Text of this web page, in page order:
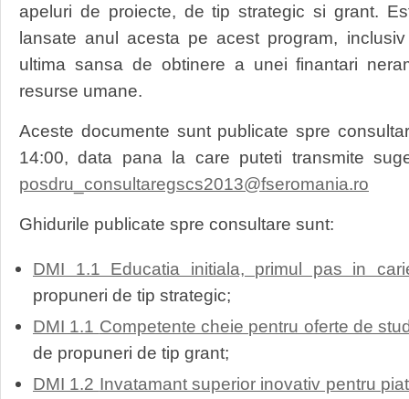
apeluri de proiecte, de tip strategic si grant.
lansate anul acesta pe acest program,
ultima sansa de obtinere a unei finantari
resurse umane.
Aceste documente sunt publicate spre
14:00, data pana la care puteti transmite
posdru_consultaregscs2013@fseromania.ro
Ghidurile publicate spre consultare sunt:
DMI 1.1 Educatia initiala, primul pas in
propuneri de tip strategic;
DMI 1.1 Competente cheie pentru oferte de
de propuneri de tip grant;
DMI 1.2 Invatamant superior inovativ pentru